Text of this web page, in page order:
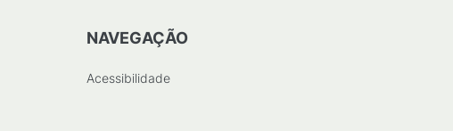
NAVEGAÇÃO
Acessibilidade